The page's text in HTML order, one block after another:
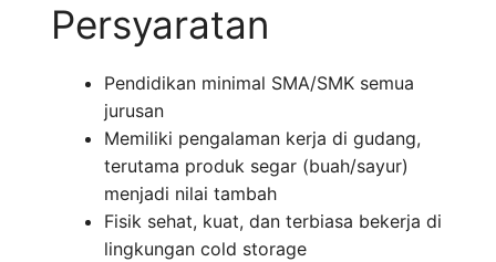
Persyaratan
Pendidikan minimal SMA/SMK semua
jurusan
Memiliki pengalaman kerja di gudang,
terutama produk segar (buah/sayur)
menjadi nilai tambah
Fisik sehat, kuat, dan terbiasa bekerja di
lingkungan cold storage